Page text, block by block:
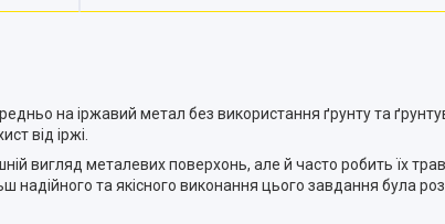
на іржавий метал без використання ґрунту та
від іржі.
вигляд металевих поверхонь, але й часто робить їх
надійного та якісного виконання цього завдання була